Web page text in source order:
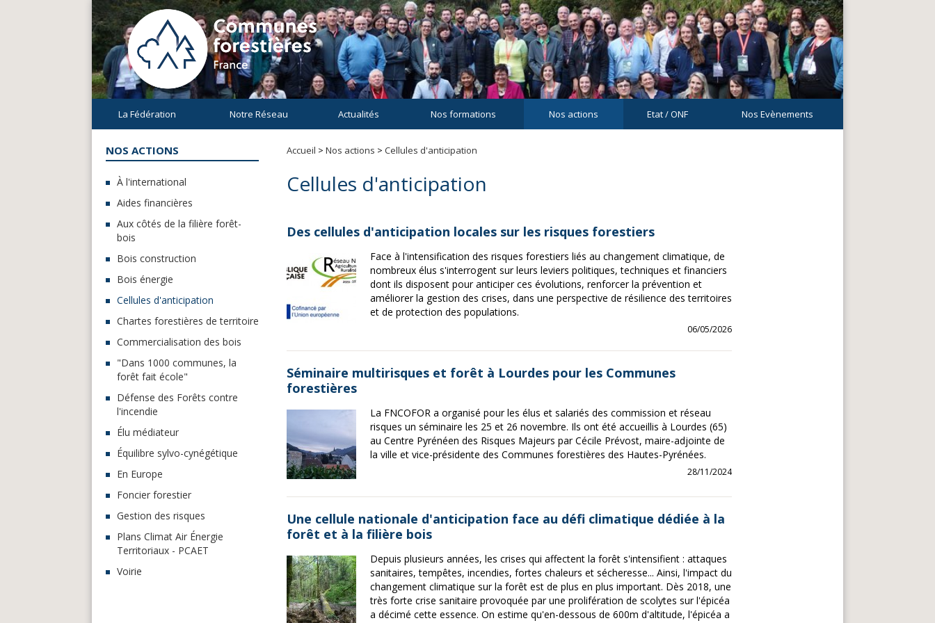
La Fédération Notre Réseau Actualités Nos formations Nos actions Etat / ONF Nos Evènements
NOS ACTIONS
À l'international
Aides financières
Aux côtés de la filière forêt-
bois
Bois construction
Bois énergie
Cellules d'anticipation
Chartes forestières de territoire
Commercialisation des bois
"Dans 1000 communes, la
forêt fait école"
Défense des Forêts contre
l'incendie
Élu médiateur
Équilibre sylvo-cynégétique
En Europe
Foncier forestier
Gestion des risques
Plans Climat Air Énergie
Territoriaux - PCAET
Voirie
Accueil > Nos actions > Cellules d'anticipation
Cellules d'anticipation
Des cellules d'anticipation locales sur les risques forestiers
Face à l'intensification des risques forestiers liés au changement climatique, de
nombreux élus s'interrogent sur leurs leviers politiques, techniques et financiers
dont ils disposent pour anticiper ces évolutions, renforcer la prévention et
améliorer la gestion des crises, dans une perspective de résilience des territoires
et de protection des populations.
06/05/2026
Séminaire multirisques et forêt à Lourdes pour les Communes
forestières
La FNCOFOR a organisé pour les élus et salariés des commission et réseau
risques un séminaire les 25 et 26 novembre. Ils ont été accueillis à Lourdes (65)
au Centre Pyrénéen des Risques Majeurs par Cécile Prévost, maire-adjointe de
la ville et vice-présidente des Communes forestières des Hautes-Pyrénées.
28/11/2024
Une cellule nationale d'anticipation face au défi climatique dédiée à la
forêt et à la filière bois
Depuis plusieurs années, les crises qui affectent la forêt s'intensifient : attaques
sanitaires, tempêtes, incendies, fortes chaleurs et sécheresse... Ainsi, l'impact du
changement climatique sur la forêt est de plus en plus important. Dès 2018, une
très forte crise sanitaire provoquée par une prolifération de scolytes sur l'épicéa
a décimé cette essence. On estime qu'en-dessous de 600m d'altitude, l'épicéa a